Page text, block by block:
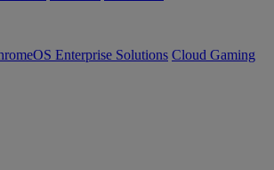
Enterprise Solutions Cloud Gaming